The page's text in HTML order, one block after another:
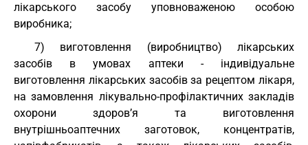
лікарського засобу уповноваженою особою
виробника;
7) виготовлення (виробництво) лікарських
засобів в умовах аптеки - індивідуальне
виготовлення лікарських засобів за рецептом лікаря,
на замовлення лікувально-профілактичних закладів
охорони здоров’я та виготовлення
внутрішньоаптечних заготовок, концентратів,